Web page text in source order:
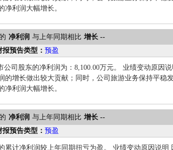
净利润大幅增长。
的 净利润 与上年同期相比 增长 --
报预告类型： 预盈
公司股东的净利润为：8,100.00万元。 业绩变动原因
的增长做出较大贡献；同时，公司旅游业务保持平稳
净利润大幅增长。
的 净利润 与上年同期相比 增长 --
报预告类型： 预盈
累计净利润较上年同期扭亏为盈。 业绩变动原因说明